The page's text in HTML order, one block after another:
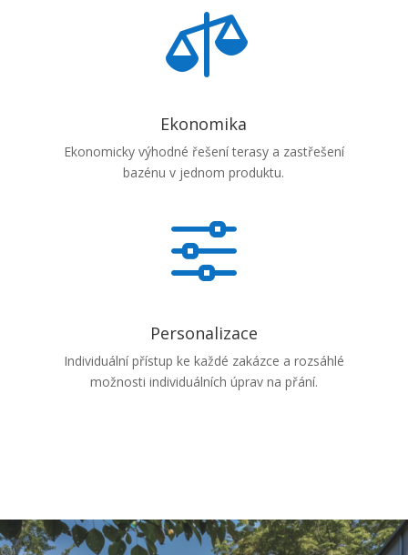

Ekonomika
Ekonomicky výhodné řešení terasy a zastřešení
bazénu v jednom produktu.
f
Personalizace
Individuální přístup ke každé zakázce a rozsáhlé
možnosti individuálních úprav na přání.